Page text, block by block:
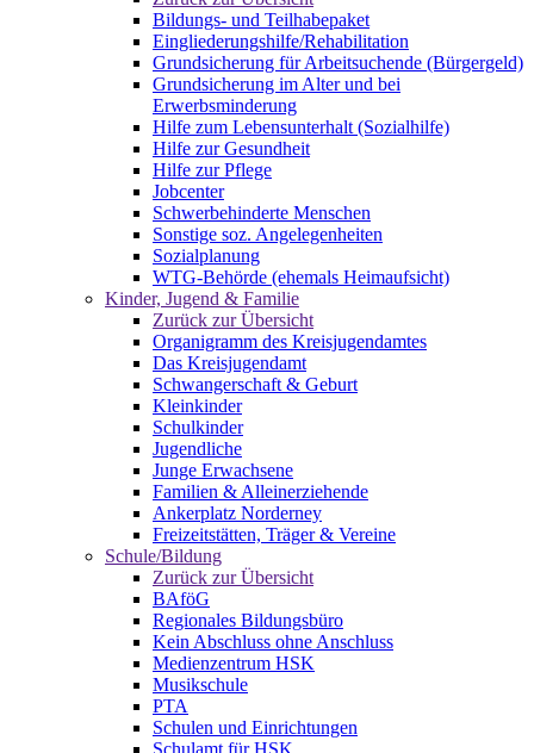
Bildungs- und Teilhabepaket
Eingliederungshilfe/Rehabilitation
Grundsicherung für Arbeitsuchende (Bürgergeld)
Grundsicherung im Alter und bei
Erwerbsminderung
Hilfe zum Lebensunterhalt (Sozialhilfe)
Hilfe zur Gesundheit
Hilfe zur Pflege
Jobcenter
Schwerbehinderte Menschen
Sonstige soz. Angelegenheiten
Sozialplanung
WTG-Behörde (ehemals Heimaufsicht)
Kinder, Jugend & Familie
Zurück zur Übersicht
Organigramm des Kreisjugendamtes
Das Kreisjugendamt
Schwangerschaft & Geburt
Kleinkinder
Schulkinder
Jugendliche
Junge Erwachsene
Familien & Alleinerziehende
Ankerplatz Norderney
Freizeitstätten, Träger & Vereine
Schule/Bildung
Zurück zur Übersicht
BAföG
Regionales Bildungsbüro
Kein Abschluss ohne Anschluss
Medienzentrum HSK
Musikschule
PTA
Schulen und Einrichtungen
Schulamt für HSK